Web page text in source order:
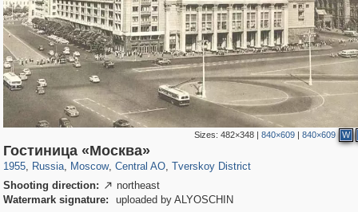
Sizes:482×348 |840×609 |840×609 W
Гостиница «Москва»
1955, Russia
1,406,255 29,243
, Moscow
319,780 8,286
, Central AO
159,978 5,916
, Tverskoy District
53,034
Shooting direction:  northeast
Watermark signature:
uploaded by ALYOSCHIN